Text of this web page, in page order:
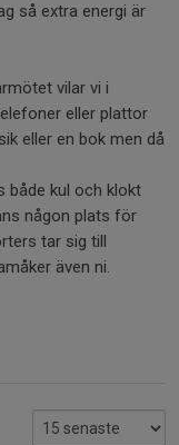
så extra energi är
vilar vi i
eller plattor
eller en bok men då
både kul och klokt
någon plats för
tar sig till
även ni.